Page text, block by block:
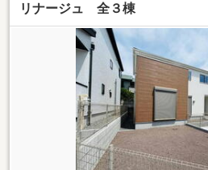
リナージュ 全３棟